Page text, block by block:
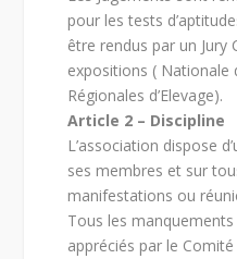
pour les tests
être rendus par un Jury
expositions ( Nationale
Régionales d’Elevage).
Article 2 – Discipline
L’association dispose
ses membres et sur
manifestations ou
Tous les
appréciés par le